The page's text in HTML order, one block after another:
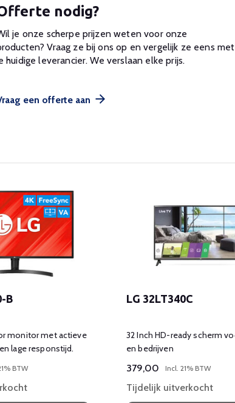
nodig?
je onze scherpe prijzen weten voor onze
Vraag ze bij ons op en vergelijk ze eens met
huidige leverancier. We verslaan elke prijs.
een offerte aan
B
monitor met actieve
lage responstijd.
BTW
LG 32LT340C
32 Inch HD-ready scherm voor horeca
en bedrijven
379,00 Incl. 21% BTW
Tijdelijk uitverkocht